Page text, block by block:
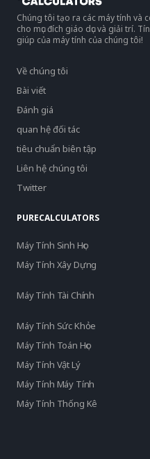
Chúng tôi tạo ra các máy tính và
cho mục đích giáo dục và giải trí.
giúp của máy tính của chúng tôi!
Về chúng tôi
Bài viết
Đánh giá
quan hệ đối tác
tiêu chuẩn biên tập
Liên hệ chúng tôi
Twitter
PURECALCULATORS
Máy Tính Sinh Học
Máy Tính Xây Dựng
Máy Tính Tài Chính
Máy Tính Sức Khỏe
Máy Tính Toán Học
Máy Tính Vật Lý
Máy Tính Máy Tính
Máy Tính Thống Kê